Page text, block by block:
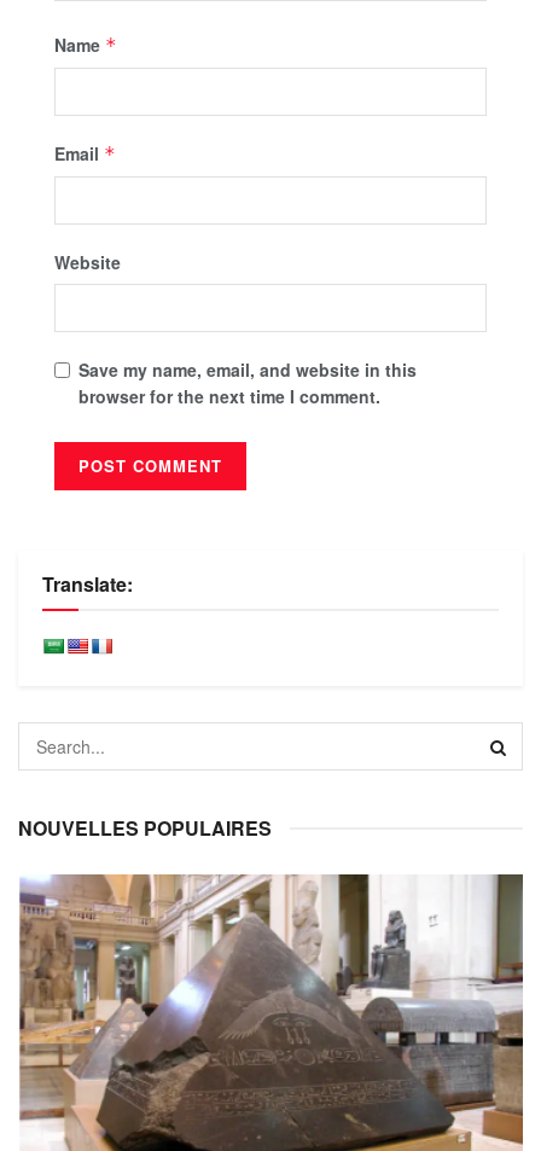
Name *
Email *
Website
Save my name, email, and website in this
browser for the next time I comment.
Translate:
NOUVELLES POPULAIRES